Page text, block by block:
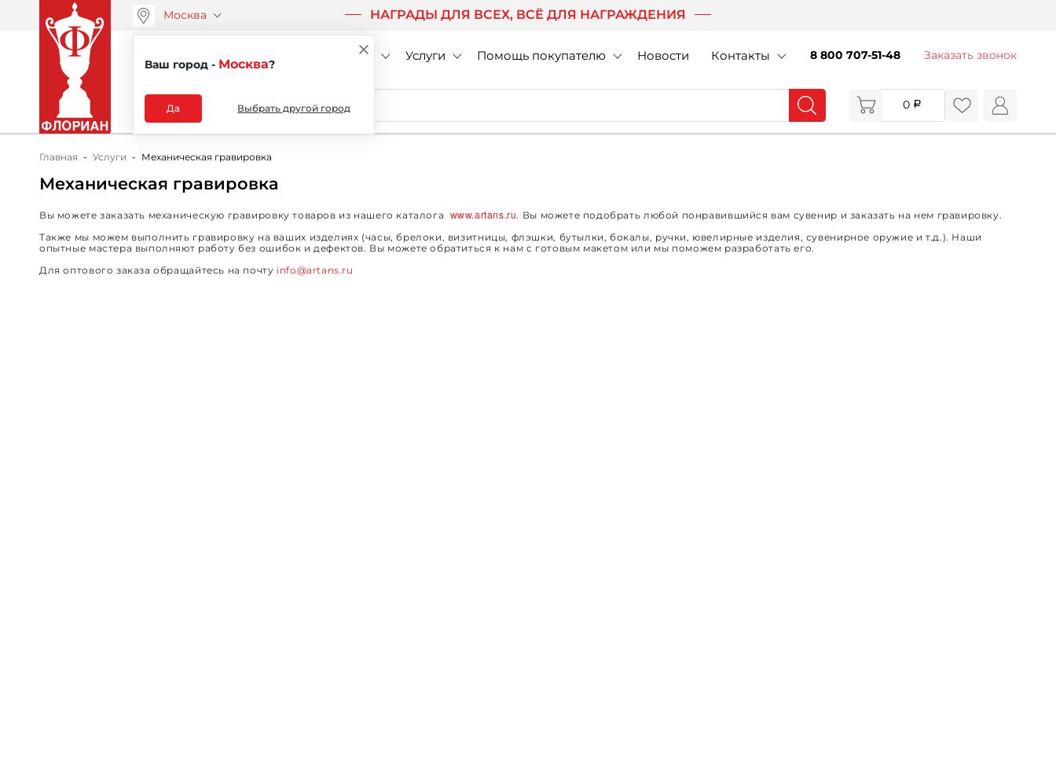
Москва
Ваш город - Москва?
Да Выбрать другой город
НАГРАДЫ ДЛЯ ВСЕХ, ВСЁ ДЛЯ НАГРАЖДЕНИЯ
+7 (495) 730-51-48 О компании Услуги Помощь покупателю Новости Контакты 8 800 707-51-48 Заказать звонок
Каталог 0
Главная Услуги Механическая гравировка
Механическая гравировка
Вы можете заказать механическую гравировку товаров из нашего каталога www.artans.ru. Вы можете подобрать любой понравившийся вам сувенир и заказать на нем гравировку.
Также мы можем выполнить гравировку на ваших изделиях (часы, брелоки, визитницы, флэшки, бутылки, бокалы, ручки, ювелирные изделия, сувенирное оружие и т.д.). Наши
опытные мастера выполняют работу без ошибок и дефектов. Вы можете обратиться к нам с готовым макетом или мы поможем разработать его.
Для оптового заказа обращайтесь на почту info@artans.ru